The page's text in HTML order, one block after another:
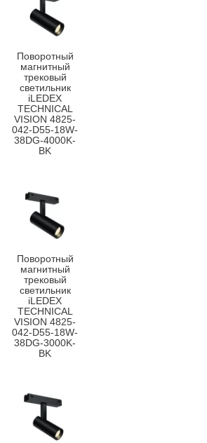
Поворотный
магнитный
трековый
светильник
iLEDEX
TECHNICAL
VISION 4825-
042-D55-18W-
38DG-4000K-
BK
Поворотный
магнитный
трековый
светильник
iLEDEX
TECHNICAL
VISION 4825-
042-D55-18W-
38DG-3000K-
BK